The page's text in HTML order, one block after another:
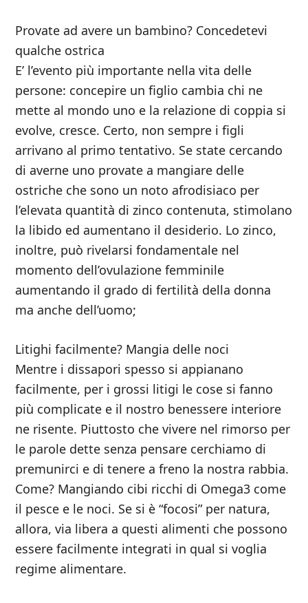
Provate ad avere un bambino? Concedetevi
qualche ostrica
E’ l’evento più importante nella vita delle
persone: concepire un figlio cambia chi ne
mette al mondo uno e la relazione di coppia si
evolve, cresce. Certo, non sempre i figli
arrivano al primo tentativo. Se state cercando
di averne uno provate a mangiare delle
ostriche che sono un noto afrodisiaco per
l’elevata quantità di zinco contenuta, stimolano
la libido ed aumentano il desiderio. Lo zinco,
inoltre, può rivelarsi fondamentale nel
momento dell’ovulazione femminile
aumentando il grado di fertilità della donna
ma anche dell’uomo;
Litighi facilmente? Mangia delle noci
Mentre i dissapori spesso si appianano
facilmente, per i grossi litigi le cose si fanno
più complicate e il nostro benessere interiore
ne risente. Piuttosto che vivere nel rimorso per
le parole dette senza pensare cerchiamo di
premunirci e di tenere a freno la nostra rabbia.
Come? Mangiando cibi ricchi di Omega3 come
il pesce e le noci. Se si è “focosi” per natura,
allora, via libera a questi alimenti che possono
essere facilmente integrati in qual si voglia
regime alimentare.